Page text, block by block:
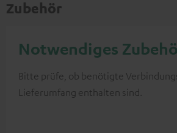
Zubehör
Notwendiges
Bitte prüfe, ob benötigte
Lieferumfang enthalten sind.